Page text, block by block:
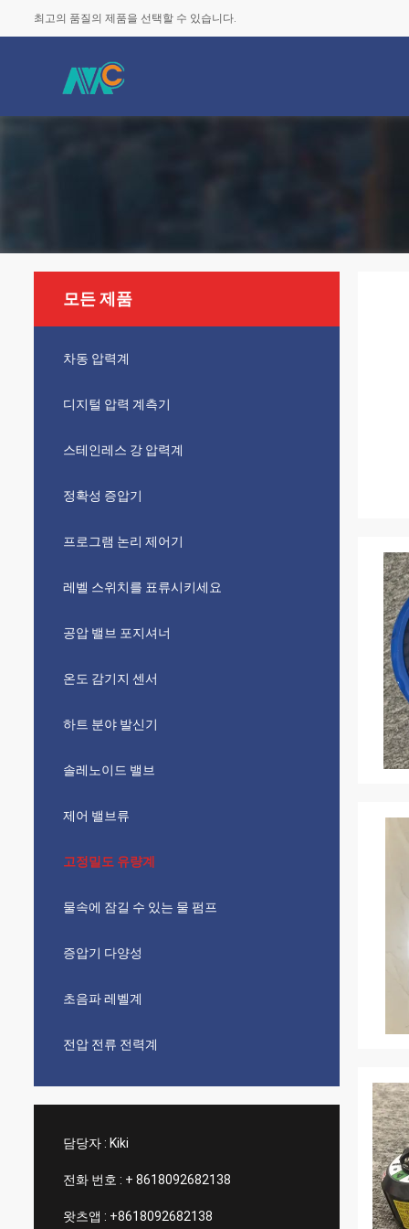
최고의 품질의 제품을 선택할 수 있습니다.
모든 제품
차동 압력계
디지털 압력 계측기
스테인레스 강 압력계
정확성 증압기
프로그램 논리 제어기
레벨 스위치를 표류시키세요
공압 밸브 포지셔너
온도 감기지 센서
하트 분야 발신기
솔레노이드 밸브
제어 밸브류
고정밀도 유량계
물속에 잠길 수 있는 물 펌프
증압기 다양성
초음파 레벨계
전압 전류 전력계
담당자 : Kiki
전화 번호 : + 8618092682138
왓츠앱 : +8618092682138